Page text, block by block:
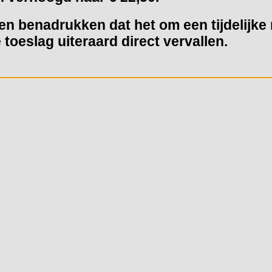
benadrukken dat het om een tijdelijke
uiteraard direct vervallen.